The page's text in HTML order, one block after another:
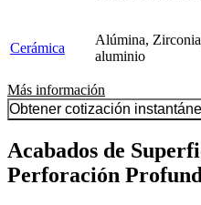
Cerámica
Alúmina,
aluminio
Más información
Obtener cotización
Acabados de
Perforación